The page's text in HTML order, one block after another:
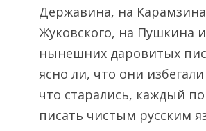
Державина, на
Жуковского, на Пушкина
нынешних даровитых
ясно ли, что они
что старались, каждый
писать чистым русским